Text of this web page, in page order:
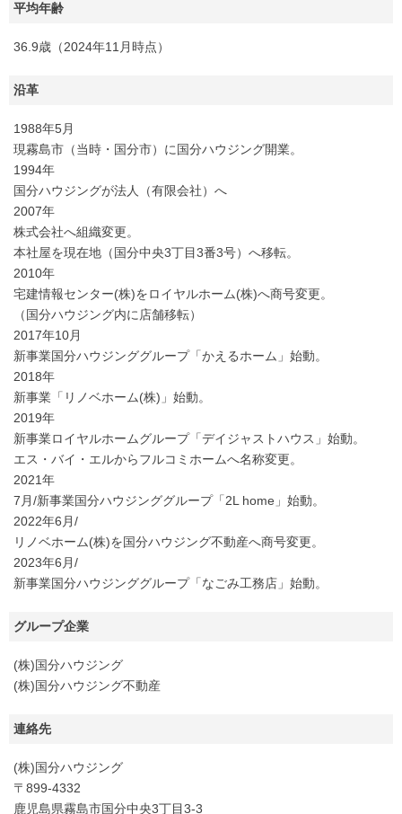
平均年齢
36.9歳（2024年11月時点）
沿革
1988年5月
現霧島市（当時・国分市）に国分ハウジング開業。
1994年
国分ハウジングが法人（有限会社）へ
2007年
株式会社へ組織変更。
本社屋を現在地（国分中央3丁目3番3号）へ移転。
2010年
宅建情報センター(株)をロイヤルホーム(株)へ商号変更。
（国分ハウジング内に店舗移転）
2017年10月
新事業国分ハウジンググループ「かえるホーム」始動。
2018年
新事業「リノベホーム(株)」始動。
2019年
新事業ロイヤルホームグループ「デイジャストハウス」始動。
エス・バイ・エルからフルコミホームへ名称変更。
2021年
7月/新事業国分ハウジンググループ「2L home」始動。
2022年6月/
リノベホーム(株)を国分ハウジング不動産へ商号変更。
2023年6月/
新事業国分ハウジンググループ「なごみ工務店」始動。
グループ企業
(株)国分ハウジング
(株)国分ハウジング不動産
連絡先
(株)国分ハウジング
〒899-4332
鹿児島県霧島市国分中央3丁目3-3